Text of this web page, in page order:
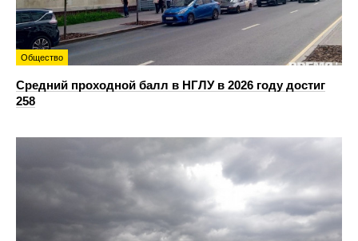
Общество
Средний проходной балл в НГЛУ в 2026 году достиг
258